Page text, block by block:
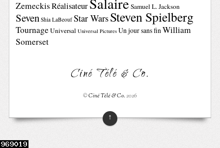
ZemeckisRéalisateur Samuel L. Jackson
Seven Shia LaBeouf Star WarsSteven Spielberg
TournageUniversal Universal Pictures Un jour sans finWilliam
Somerset
Ciné Télé & Co.
©Ciné Télé & Co.2026
↑